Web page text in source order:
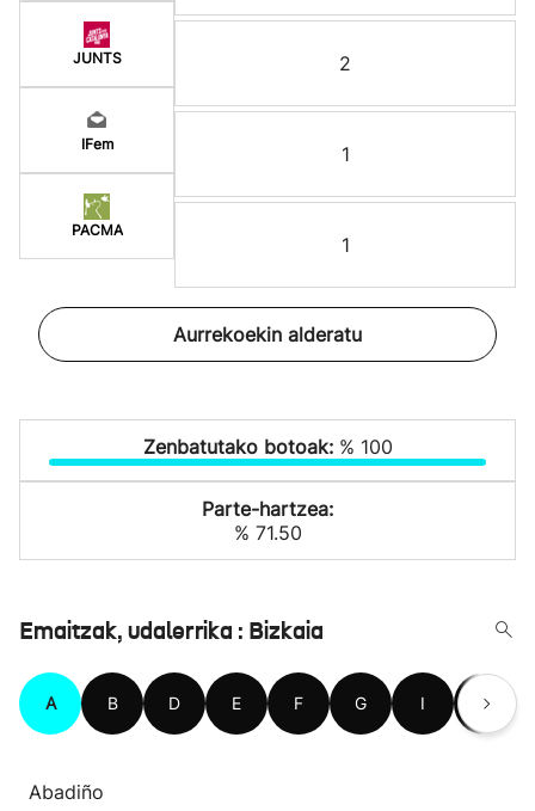
JUNTS
IFem
PACMA
2
1
1
Aurrekoekin alderatu
Zenbatutako botoak: % 100
Parte-hartzea:
% 71.50
Emaitzak, udalerrika : Bizkaia
A B D E F G I J
Abadiño